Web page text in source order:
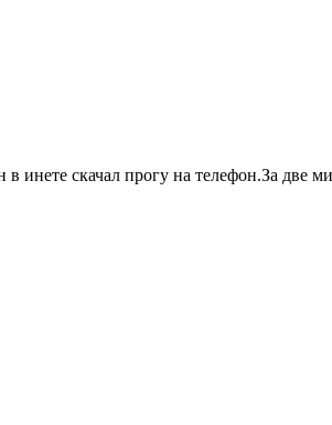
инете скачал прогу на телефон.За